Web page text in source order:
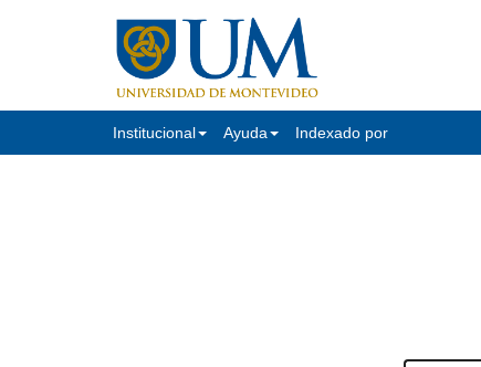
Institucional Ayuda Indexado por